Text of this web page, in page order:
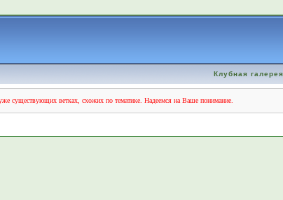
Клубная галерея
существующих ветках, схожих по тематике. Надеемся на Ваше понимание.